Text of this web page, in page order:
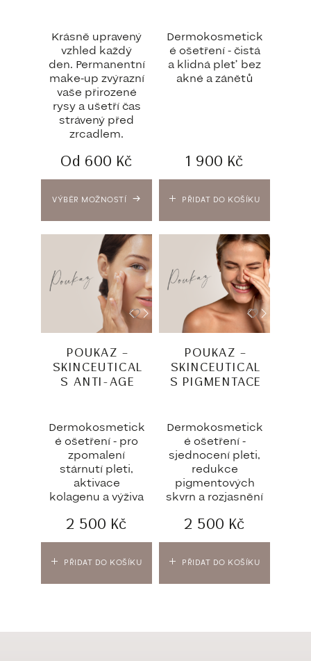
VÝBĚR MOŽNOSTÍ
Krásně upravený
vzhled každý
den. Permanentní
make-up zvýrazní
vaše přirozené
rysy a ušetří čas
strávený před
zrcadlem.
Od 600 Kč
PŘIDAT DO KOŠÍKU
Dermokosmetick
é ošetření - čistá
a klidná pleť bez
akné a zánětů
1 900 Kč
PŘIDAT DO KOŠÍKU
POUKAZ –
SKINCEUTICAL
S ANTI-AGE
Dermokosmetick
é ošetření - pro
zpomalení
stárnutí pleti,
aktivace
kolagenu a výživa
2 500 Kč
PŘIDAT DO KOŠÍKU
POUKAZ –
SKINCEUTICAL
S PIGMENTACE
Dermokosmetick
é ošetření -
sjednocení pleti,
redukce
pigmentových
skvrn a rozjasnění
2 500 Kč